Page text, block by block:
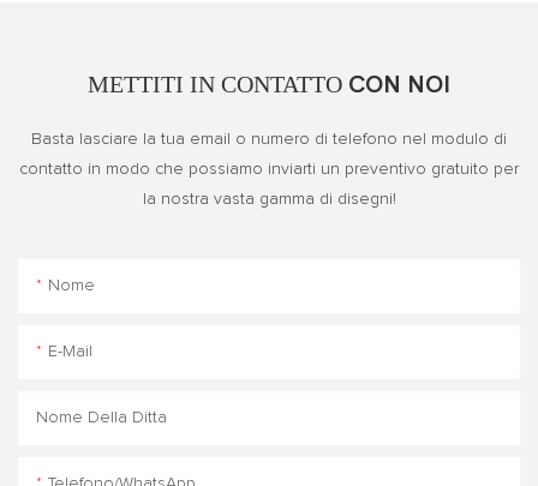
METTITI IN CONTATTO CON NOI
Basta lasciare la tua email o numero di telefono nel modulo di
contatto in modo che possiamo inviarti un preventivo gratuito per
la nostra vasta gamma di disegni!
Nome
E-Mail
Nome Della Ditta